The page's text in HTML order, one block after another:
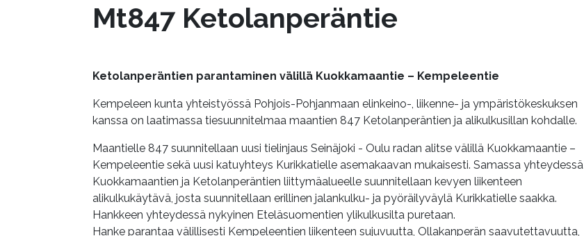
Mt847 Ketolanperäntie
Ketolanperäntien parantaminen välillä Kuokkamaantie – Kempeleentie
Kempeleen kunta yhteistyössä Pohjois-Pohjanmaan elinkeino-, liikenne- ja ympäristökeskuksen
kanssa on laatimassa tiesuunnitelmaa maantien 847 Ketolanperäntien ja alikulkusillan kohdalle.
Maantielle 847 suunnitellaan uusi tielinjaus Seinäjoki - Oulu radan alitse välillä Kuokkamaantie –
Kempeleentie sekä uusi katuyhteys Kurikkatielle asemakaavan mukaisesti. Samassa yhteydessä
Kuokkamaantien ja Ketolanperäntien liittymäalueelle suunnitellaan kevyen liikenteen
alikulkukäytävä, josta suunnitellaan erillinen jalankulku- ja pyöräilyväylä Kurikkatielle saakka.
Hankkeen yhteydessä nykyinen Eteläsuomentien ylikulkusilta puretaan.
Hanke parantaa välillisesti Kempeleentien liikenteen sujuvuutta, Ollakanperän saavutettavuutta,